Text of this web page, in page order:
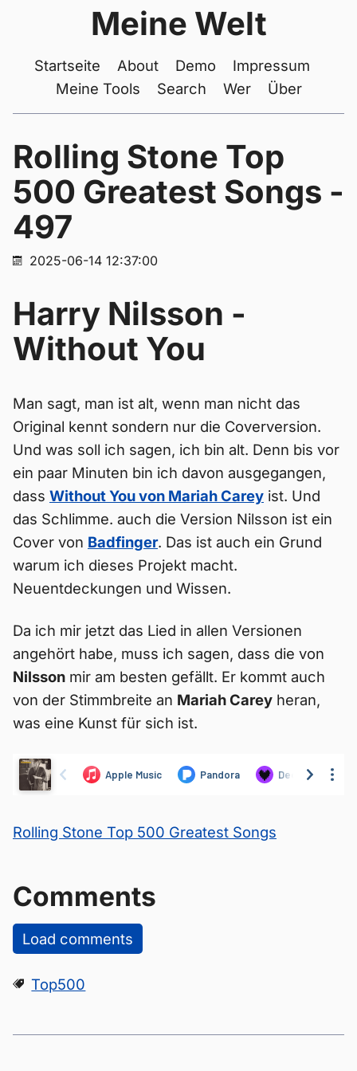
Meine Welt
Startseite About Demo
Impressum
Meine Tools
Search Wer Über
Rolling Stone Top
500 Greatest Songs -
497
2025-06-14 12:37:00
Harry Nilsson -
Without You
Man sagt, man ist alt, wenn man nicht das
Original kennt sondern nur die Coverversion.
Und was soll ich sagen, ich bin alt. Denn bis vor
ein paar Minuten bin ich davon ausgegangen,
dass Without You von Mariah Carey ist. Und
das Schlimme. auch die Version Nilsson ist ein
Cover von Badfinger. Das ist auch ein Grund
warum ich dieses Projekt macht.
Neuentdeckungen und Wissen.
Da ich mir jetzt das Lied in allen Versionen
angehört habe, muss ich sagen, dass die von
Nilsson mir am besten gefällt. Er kommt auch
von der Stimmbreite an Mariah Carey heran,
was eine Kunst für sich ist.
Rolling Stone Top 500 Greatest Songs
Comments
Load comments
Top500